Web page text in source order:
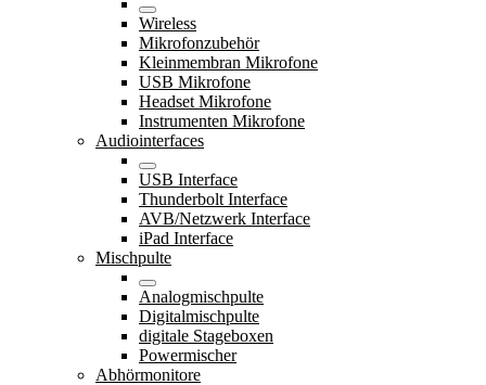
Wireless
Mikrofonzubehör
Kleinmembran Mikrofone
USB Mikrofone
Headset Mikrofone
Instrumenten Mikrofone
Audiointerfaces
USB Interface
Thunderbolt Interface
AVB/Netzwerk Interface
iPad Interface
Mischpulte
Analogmischpulte
Digitalmischpulte
digitale Stageboxen
Powermischer
Abhörmonitore